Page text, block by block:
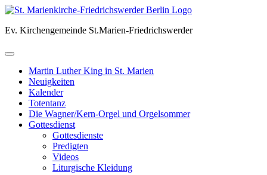
Skip
content
Ev. Kirchengemeinde St.Marien-Friedrichswerder
Martin Luther King in St. Marien
Neuigkeiten
Kalender
Totentanz
Die Wagner/Kern-Orgel und Orgelsommer
Gottesdienst
Gottesdienste
Predigten
Videos
Liturgische Kleidung